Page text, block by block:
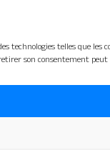
technologies telles que
son consentement